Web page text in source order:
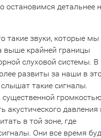
остановимся детальнее
такие звуки, которые мы
выше крайней границы
слуховой системы. В
развиты за наши в
такие сигналы.
существенной
акустического давления
в той зоне, где
Они все время